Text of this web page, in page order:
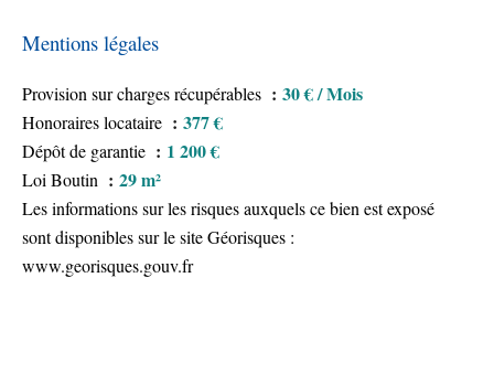
Mentions légales
Provision sur charges récupérables 30 € / Mois
Honoraires locataire 377 €
Dépôt de garantie 1 200 €
Loi Boutin 29 m²
Les informations sur les risques auxquels ce bien est exposé
sont disponibles sur le site Géorisques :
www.georisques.gouv.fr